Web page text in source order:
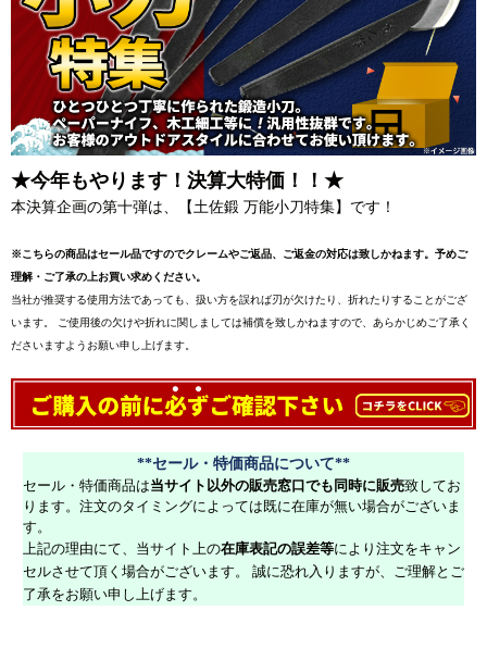
★今年もやります！決算大特価！！★
本決算企画の第十弾は、【土佐鍛 万能小刀特集】です！
※こちらの商品はセール品ですのでクレームやご返品、ご返金の対応は致しかねます。予めご
理解・ご了承の上お買い求めください。
当社が推奨する使用方法であっても、扱い方を誤れば刃が欠けたり、折れたりすることがござ
います。 ご使用後の欠けや折れに関しましては補償を致しかねますので、あらかじめご了承く
ださいますようお願い申し上げます。
**セール・特価商品について**
セール・特価商品は当サイト以外の販売窓口でも同時に販売致してお
ります。注文のタイミングによっては既に在庫が無い場合がございま
す。
上記の理由にて、当サイト上の在庫表記の誤差等により注文をキャン
セルさせて頂く場合がございます。 誠に恐れ入りますが、ご理解とご
了承をお願い申し上げます。